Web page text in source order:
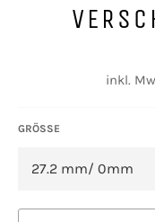
inkl.
GRÖSSE